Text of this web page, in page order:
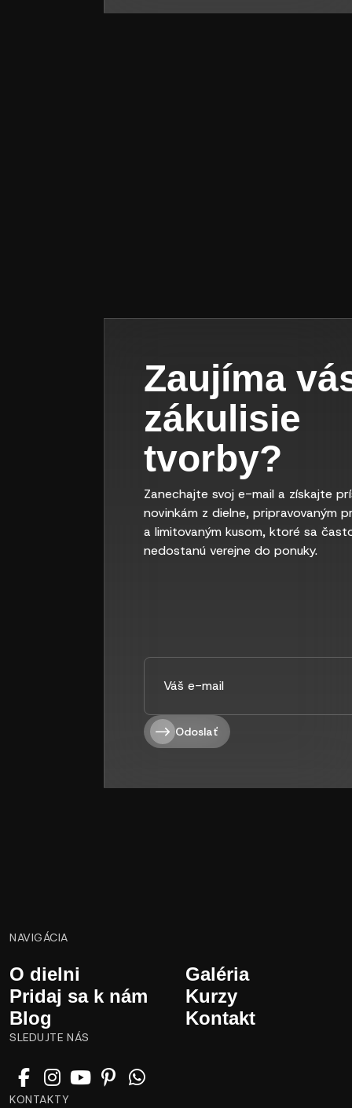
Zaujíma
zákulisie
tvorby?
Zanechajte svoj e-mail a získajte
novinkám z dielne, pripravovaným
a limitovaným kusom, ktoré sa
nedostanú verejne do ponuky.
Odoslať
NAVIGÁCIA
O dielni
Pridaj sa k nám
Blog
Galéria
Kurzy
Kontakt
SLEDUJTE NÁS
KONTAKTY